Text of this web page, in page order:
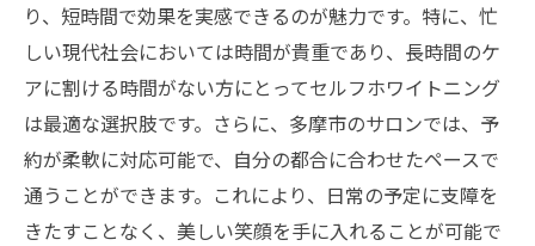
り、短時間で効果を実感できるのが魅力です。特に、忙
しい現代社会においては時間が貴重であり、長時間のケ
アに割ける時間がない方にとってセルフホワイトニング
は最適な選択肢です。さらに、多摩市のサロンでは、予
約が柔軟に対応可能で、自分の都合に合わせたペースで
通うことができます。これにより、日常の予定に支障を
きたすことなく、美しい笑顔を手に入れることが可能で